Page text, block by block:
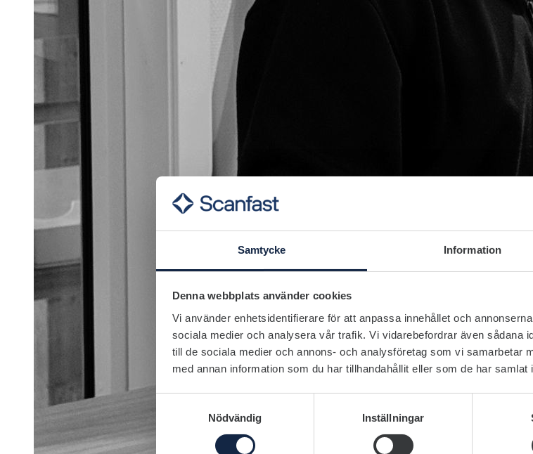
Samtycke Information
Denna webbplats använder cookies
Vi använder enhetsidentifierare för att anpassa innehållet och
sociala medier och analysera vår trafik. Vi vidarebefordrar även sådana
till de sociala medier och annons- och analysföretag som vi samarbetar
med annan information som du har tillhandahållit eller som de har
Nödvändig
Inställningar